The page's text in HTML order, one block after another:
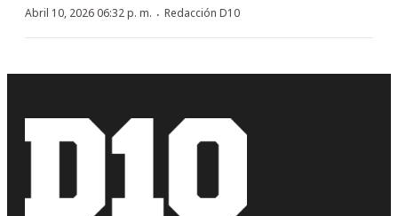
Abril 10, 2026 06:32 p. m. · Redacción D10